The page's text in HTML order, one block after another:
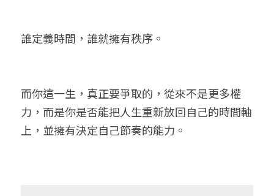
誰定義時間，誰就擁有秩序。
而你這一生，真正要爭取的，從來不是更多權
力，而是你是否能把人生重新放回自己的時間軸
上，並擁有決定自己節奏的能力。